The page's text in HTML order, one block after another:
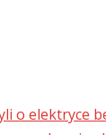
o elektryce